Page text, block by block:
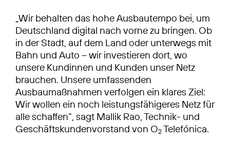
„Wir behalten das hohe Ausbautempo bei, um
Deutschland digital nach vorne zu bringen. Ob
in der Stadt, auf dem Land oder unterwegs mit
Bahn und Auto – wir investieren dort, wo
unsere Kundinnen und Kunden unser Netz
brauchen. Unsere umfassenden
Ausbaumaßnahmen verfolgen ein klares Ziel:
Wir wollen ein noch leistungsfähigeres Netz für
alle schaffen“, sagt Mallik Rao, Technik- und
Geschäftskundenvorstand von O2Telefónica.